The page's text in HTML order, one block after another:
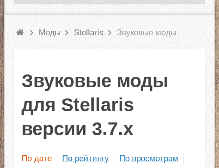
Моды Stellaris Звуковые моды
Звуковые моды
для Stellaris
версии 3.7.x
По дате По рейтингу
По просмотрам